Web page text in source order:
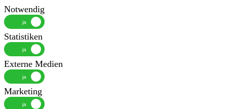
Notwendig
Statistiken
Externe Medien
Marketing